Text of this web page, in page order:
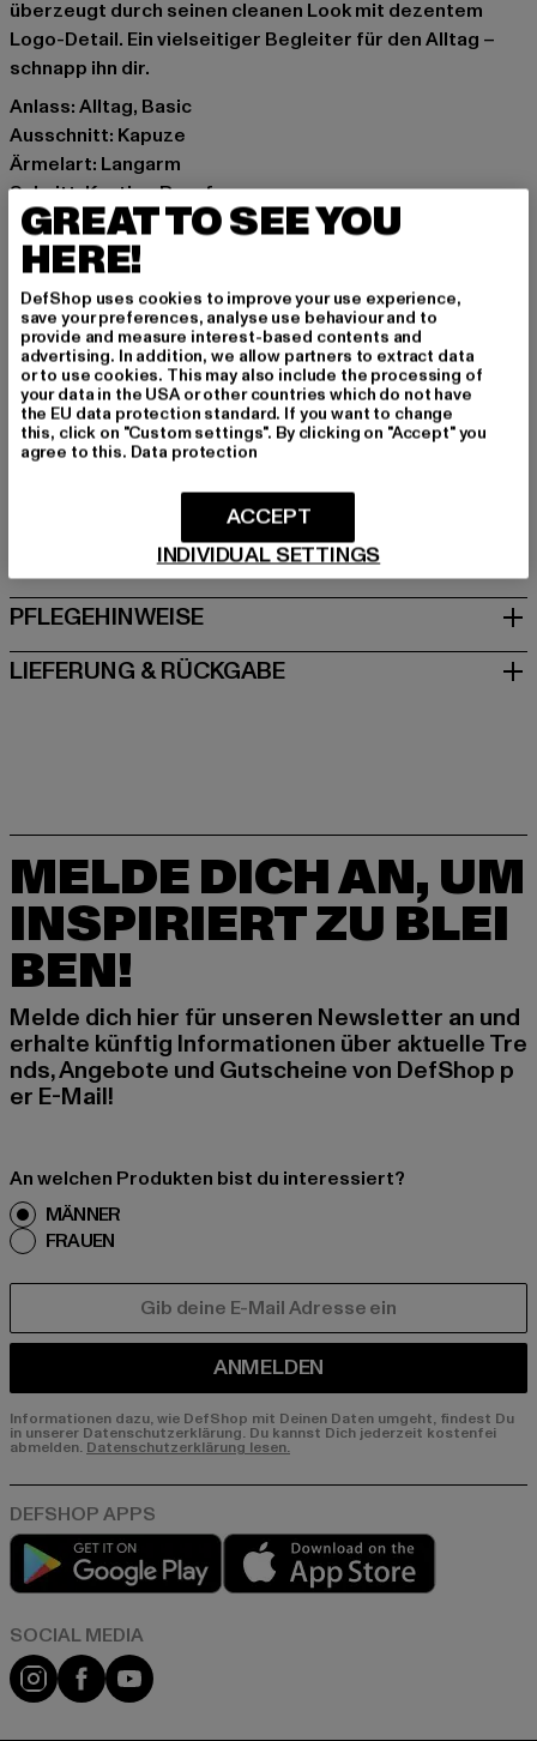
überzeugt durch seinen cleanen Look mit dezentem
Logo-Detail. Ein vielseitiger Begleiter für den Alltag –
schnapp ihn dir.
Anlass: Alltag, Basic
Ausschnitt: Kapuze
Ärmelart: Langarm
Schnitt: Kastige Passform
Marke: PEGADOR
Kat.: Sweat & Fleece - Hoodies
Farbe: grau
Hersteller Farbe: washed clear grey/gum
Materialzusammensetzung: 100% Baumwolle
Art.Nr: PGDR3200-21044
Hersteller: The Mad Agency GmbH |
info@themad.agency
GRÖSSE & PASSFORM
PFLEGEHINWEISE
LIEFERUNG & RÜCKGABE
MELDE DICH AN, UM
INSPIRIERT ZU BLEI
BEN!
Melde dich hier für unseren Newsletter an und
erhalte künftig Informationen über aktuelle Tre
nds, Angebote und Gutscheine von DefShop p
er E-Mail!
An welchen Produkten bist du interessiert?
MÄNNER
FRAUEN
ANMELDEN
Informationen dazu, wie DefShop mit Deinen Daten umgeht, findest Du
in unserer Datenschutzerklärung. Du kannst Dich jederzeit kostenfei
abmelden. Datenschutzerklärung lesen.
Play market
Instagram
FacebookYouTube
GREAT TO SEE YOU
HERE!
DefShop uses cookies to improve your use experience,
save your preferences, analyse use behaviour and to
provide and measure interest-based contents and
advertising. In addition, we allow partners to extract data
or to use cookies. This may also include the processing of
your data in the USA or other countries which do not have
the EU data protection standard. If you want to change
this, click on "Custom settings". By clicking on "Accept" you
agree to this. Data protection
INDIVIDUAL SETTINGS
ACCEPT